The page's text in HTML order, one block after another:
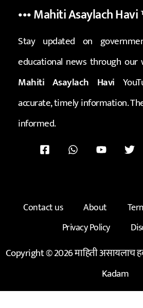
••• Mahiti Asaylach Havi
Stay updated on
educational news through our
Mahiti Asaylach Havi
accurate, timely information.
informed.
Contact us About
Privacy Policy
Copyright © 2026 माहिती असायलाच
Kadam